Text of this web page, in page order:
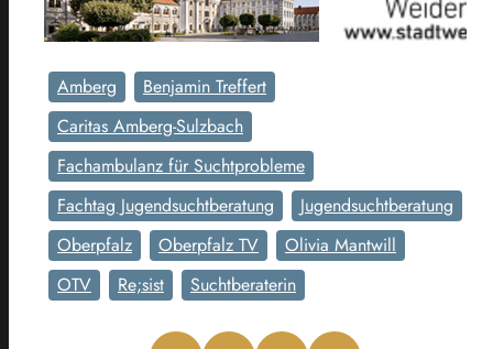
Amberg
Benjamin Treffert
Caritas Amberg-Sulzbach
Fachambulanz für Suchtprobleme
Fachtag Jugendsuchtberatung
Jugendsuchtberatung
Oberpfalz
Oberpfalz TV
Olivia Mantwill
OTV
Re;sist Suchtberaterin